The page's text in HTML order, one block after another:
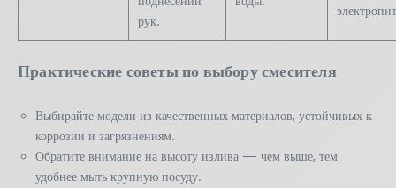
рук.
Практические советы по выбору смесителя
Выбирайте модели из качественных материалов, устойчивых к
коррозии и загрязнениям.
Обратите внимание на высоту излива — чем выше, тем
удобнее мыть крупную посуду.